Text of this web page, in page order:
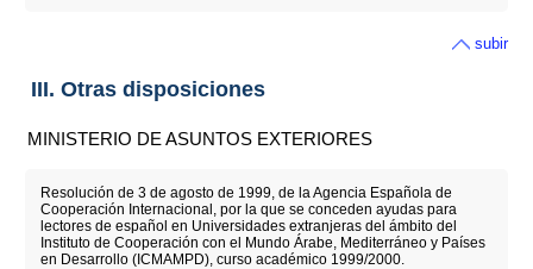
subir
III. Otras disposiciones
MINISTERIO DE ASUNTOS EXTERIORES
Resolución de 3 de agosto de 1999, de la Agencia Española de
Cooperación Internacional, por la que se conceden ayudas para
lectores de español en Universidades extranjeras del ámbito del
Instituto de Cooperación con el Mundo Árabe, Mediterráneo y Países
en Desarrollo (ICMAMPD), curso académico 1999/2000.